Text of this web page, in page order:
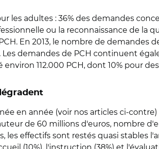
les adultes : 36% des demandes
ou la reconnaissance de la
En 2013, le nombre de demandes
demandes de PCH continuent
112.000 PCH, dont 10% pour
en année (voir nos articles ci-contre)
de 60 millions d'euros, nombre
effectifs sont restés quasi stables